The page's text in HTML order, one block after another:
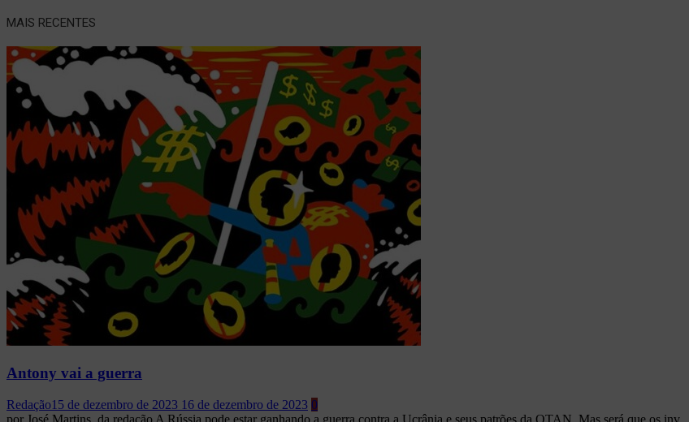
MAIS RECENTES
Antony vai a guerra
Redação15 de dezembro de 2023 16 de dezembro de 2023 0
por José Martins, da redação A Rússia pode estar ganhando a guerra contra a Ucrânia e seus patrões da OTAN. Mas será que os inv...